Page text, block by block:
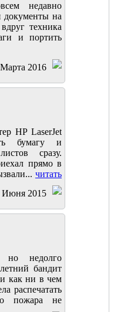
недавно
документы на
техника
и портить
2016
HP LaserJet
бумагу и
сразу.
прямо в
читать
Июня 2015
но недолго
бандит
и как ни в чем
распечатать
пожара не